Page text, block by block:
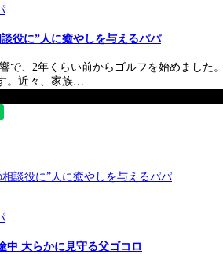
役に”人に癒やしを与えるパパ
で、2年くらい前からゴルフを始めました
。近々、家族…
中 大らかに見守る父ゴコロ